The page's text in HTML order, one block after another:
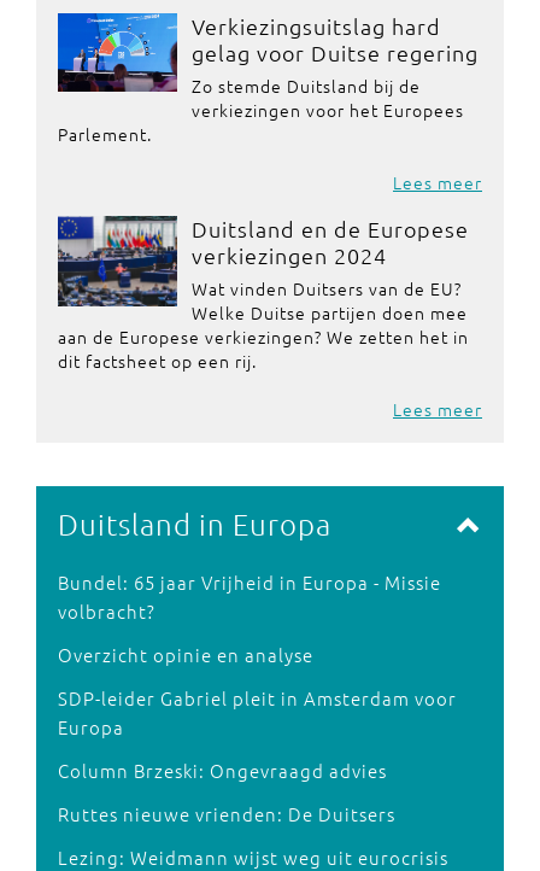
Verkiezingsuitslag hard
gelag voor Duitse regering
Zo stemde Duitsland bij de
verkiezingen voor het Europees
Parlement.
Lees meer
Duitsland en de Europese
verkiezingen 2024
Wat vinden Duitsers van de EU?
Welke Duitse partijen doen mee
aan de Europese verkiezingen? We zetten het in
dit factsheet op een rij.
Lees meer
Duitsland in Europa
Bundel: 65 jaar Vrijheid in Europa - Missie
volbracht?
Overzicht opinie en analyse
SDP-leider Gabriel pleit in Amsterdam voor
Europa
Column Brzeski: Ongevraagd advies
Ruttes nieuwe vrienden: De Duitsers
Lezing: Weidmann wijst weg uit eurocrisis